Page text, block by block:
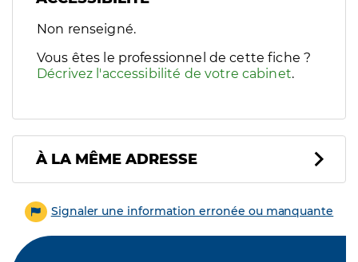
Filtres
Sélectionnez un ou plusieurs handicaps/besoins
Non renseigné.
Vous êtes le professionnel de cette fiche ?
Décrivez l'accessibilité de votre cabinet.
À LA MÊME ADRESSE
Signaler une information erronée ou manquante